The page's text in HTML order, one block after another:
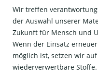
Wir treffen
der Auswahl unserer
Zukunft für Mensch und
Wenn der Einsatz
möglich ist, setzen wir
wiederverwertbare